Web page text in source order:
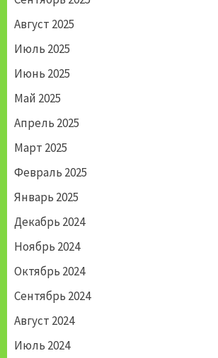
Август 2025
Июль 2025
Июнь 2025
Май 2025
Апрель 2025
Март 2025
Февраль 2025
Январь 2025
Декабрь 2024
Ноябрь 2024
Октябрь 2024
Сентябрь 2024
Август 2024
Июль 2024